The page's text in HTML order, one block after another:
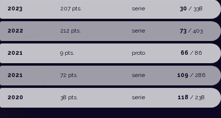
2023 207 pts. serie 30 / 338
2022 212 pts. serie 73/ 403
2021 9 pts. proto 66 / 86
2021 72 pts. serie 109 / 286
2020 38 pts. serie 118 / 238